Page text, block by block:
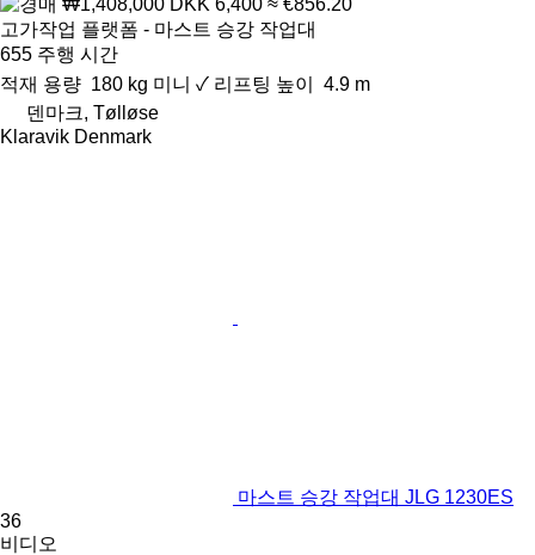
고가작업 플랫폼 - 마스트 승강 작업대
655 주행 시간
적재 용량 180 kg 미니 ✓ 리프팅 높이
4.9 m
덴마크, Tølløse
Klaravik Denmark
마스트 승강 작업대 JLG 1230ES
36
비디오